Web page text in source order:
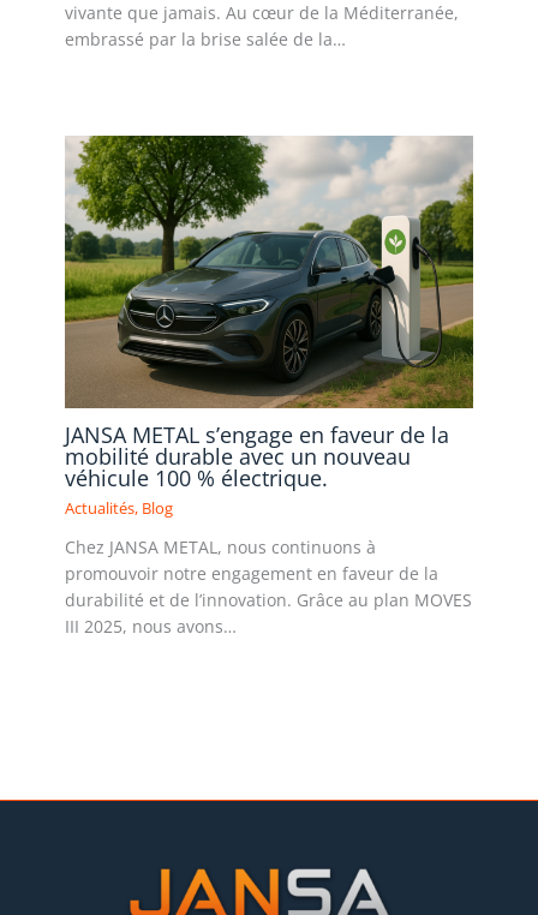
vivante que jamais. Au cœur de la Méditerranée,
embrassé par la brise salée de la…
JANSA METAL s’engage en faveur de la
mobilité durable avec un nouveau
véhicule 100 % électrique.
Actualités, Blog
Chez JANSA METAL, nous continuons à
promouvoir notre engagement en faveur de la
durabilité et de l’innovation. Grâce au plan MOVES
III 2025, nous avons…